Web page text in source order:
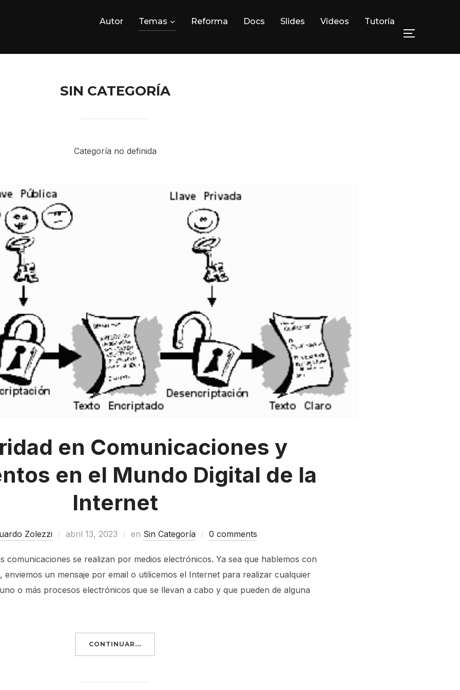
Autor Temas Reforma Docs Slides Vídeos Tutoría
SIN CATEGORÍA
Categoría no definida
en Comunicaciones y
en el Mundo Digital de la
Internet
Zolezzi abril 13, 2023 en Sin Categoría 0 comments
comunicaciones se realizan por medios electrónicos. Ya sea que hablemos con
enviemos un mensaje por email o utilicemos el Internet para realizar cualquier
o más procesos electrónicos que se llevan a cabo y que pueden de alguna
CONTINUAR...